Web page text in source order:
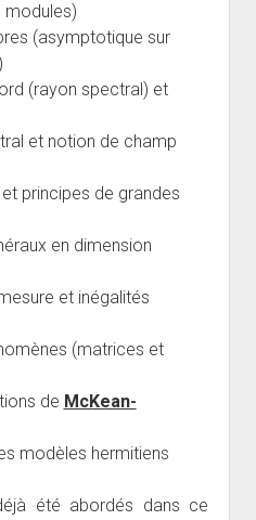
modules)
(asymptotique sur
(rayon spectral) et
et notion de champ
principes de grandes
en dimension
et inégalités
(matrices et
de McKean-
modèles hermitiens
été abordés dans ce